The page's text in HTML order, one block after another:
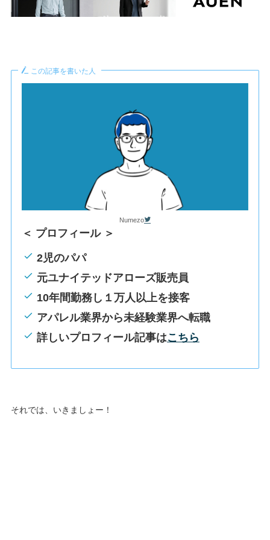
この記事を書いた人
Numezo
＜ プロフィール ＞
2児のパパ
元ユナイテッドアローズ販売員
10年間勤務し１万人以上を接客
アパレル業界から未経験業界へ転職
詳しいプロフィール記事はこちら
それでは、いきましょー！